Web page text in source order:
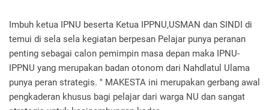
Imbuh ketua IPNU beserta Ketua IPPNU,USMAN dan SINDI di
temui di sela sela kegiatan berpesan Pelajar punya peranan
penting sebagai calon pemimpin masa depan maka IPNU-
IPPNU yang merupakan badan otonom dari Nahdlatul Ulama
punya peran strategis. " MAKESTA ini merupakan gerbang awal
pengkaderan khusus bagi pelajar dari warga NU dan sangat